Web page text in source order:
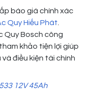
báo giá chính xác
Quy Hiếu Phát.
Quy Bosch công
khảo tiện lợi giúp
điều kiện tài chính
12V 45Ah